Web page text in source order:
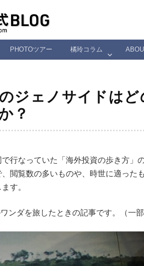
PHOTOツアー 橘玲コラム
ジェノサイドはど
？
行なっていた「海外投資の歩き方」
閲覧数の多いものや、時世に適った
す。
ンダを旅したときの記事です。（一部